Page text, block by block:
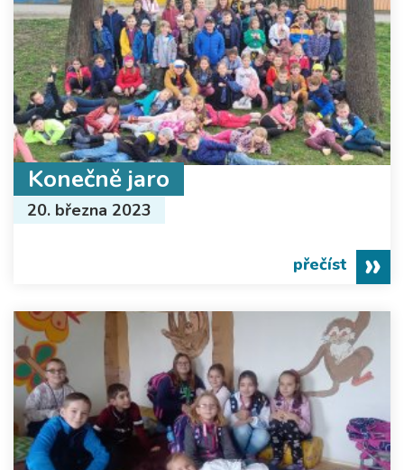
Konečně jaro
20. března 2023
přečíst